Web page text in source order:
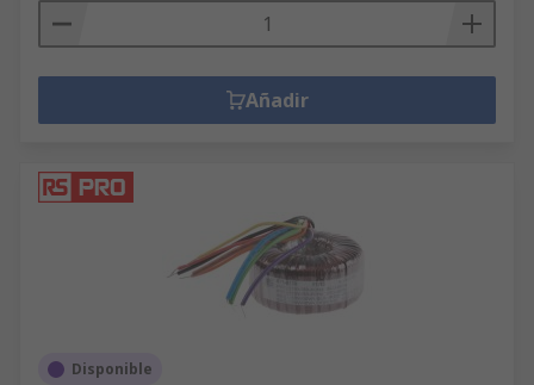
Añadir
Disponible